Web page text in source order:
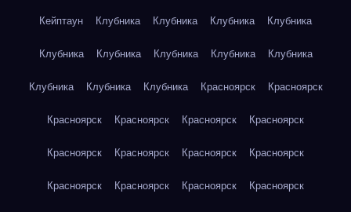
Кейптаун Клубника Клубника Клубника Клубника
Клубника Клубника Клубника Клубника Клубника
Клубника Клубника Клубника Красноярск Красноярск
Красноярск Красноярск Красноярск Красноярск
Красноярск Красноярск Красноярск Красноярск
Красноярск Красноярск Красноярск Красноярск